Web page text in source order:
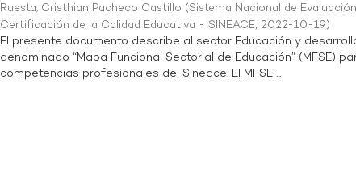
Ruesta; Cristhian Pacheco Castillo (Sistema Nacional de
Certificación de la Calidad Educativa - SINEACE, 2022-10-19)
El presente documento describe al sector Educación y
denominado “Mapa Funcional Sectorial de Educación” (MFSE)
competencias profesionales del Sineace. El MFSE ...